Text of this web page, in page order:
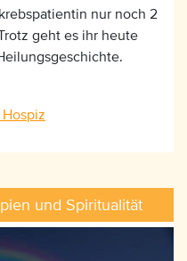
nur noch 2
geht es ihr heute
und Spiritualität